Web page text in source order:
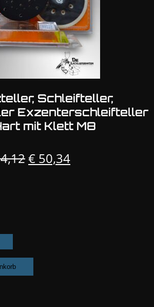
Schleifteller,
Exzenterschleifteller
mit Klett M8
Ursprünglicher
€ 50,34Aktueller